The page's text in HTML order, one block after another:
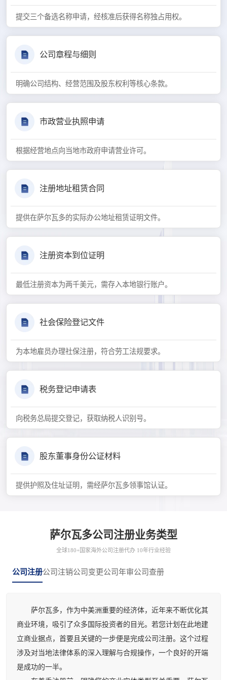
提交三个备选名称申请，经核准后获得名称独占用权。
公司章程与细则
明确公司结构、经营范围及股东权利等核心条款。
市政营业执照申请
根据经营地点向当地市政府申请营业许可。
注册地址租赁合同
提供在萨尔瓦多的实际办公地址租赁证明文件。
注册资本到位证明
最低注册资本为两千美元，需存入本地银行账户。
社会保险登记文件
为本地雇员办理社保注册，符合劳工法规要求。
税务登记申请表
向税务总局提交登记，获取纳税人识别号。
股东董事身份公证材料
提供护照及住址证明，需经萨尔瓦多领事馆认证。
萨尔瓦多公司注册业务类型
全球180+国家海外公司注册代办 10年行业经验
公司注册公司注销公司变更公司年审公司查册
萨尔瓦多，作为中美洲重要的经济体，近年来不断优化其
商业环境，吸引了众多国际投资者的目光。若您计划在此地建
立商业据点，首要且关键的一步便是完成公司注册。这个过程
涉及对当地法律体系的深入理解与合规操作，一个良好的开端
是成功的一半。